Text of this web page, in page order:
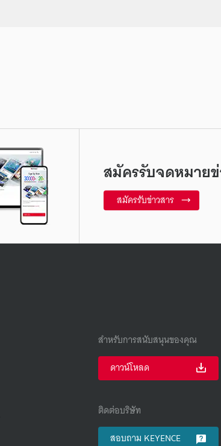
สมัครรับจดหมาย
สมัครรับข่าวสาร
สำหรับการสนับสนุนของคุณ
ดาวน์โหลด
ติดต่อบริษัท
สอบถาม KEYENCE